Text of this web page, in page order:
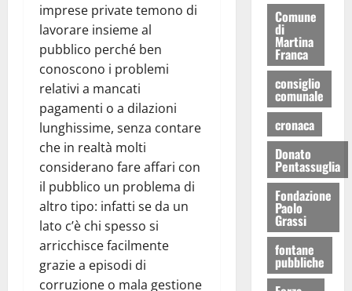
imprese private temono di
lavorare insieme al
pubblico perché ben
conoscono i problemi
relativi a mancati
pagamenti o a dilazioni
lunghissime, senza contare
che in realtà molti
considerano fare affari con
il pubblico un problema di
altro tipo: infatti se da un
lato c’è chi spesso si
arricchisce facilmente
grazie a episodi di
corruzione o mala gestione
Comune
di
Martina
Franca
consiglio
comunale
cronaca
Donato
Pentassuglia
Fondazione
Paolo
Grassi
fontane
pubbliche